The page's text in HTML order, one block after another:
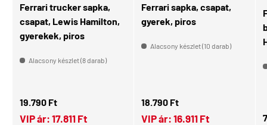
Ferrari trucker sapka,
csapat, Lewis Hamilton,
gyerekek, piros
Alacsony készlet (8 darab)
Normál ár
19.790 Ft
VIP ár: 17.811 Ft
Ferrari sapka, csapat,
gyerek, piros
Alacsony készlet (10 darab)
Normál ár
18.790 Ft
VIP ár: 16.911 Ft